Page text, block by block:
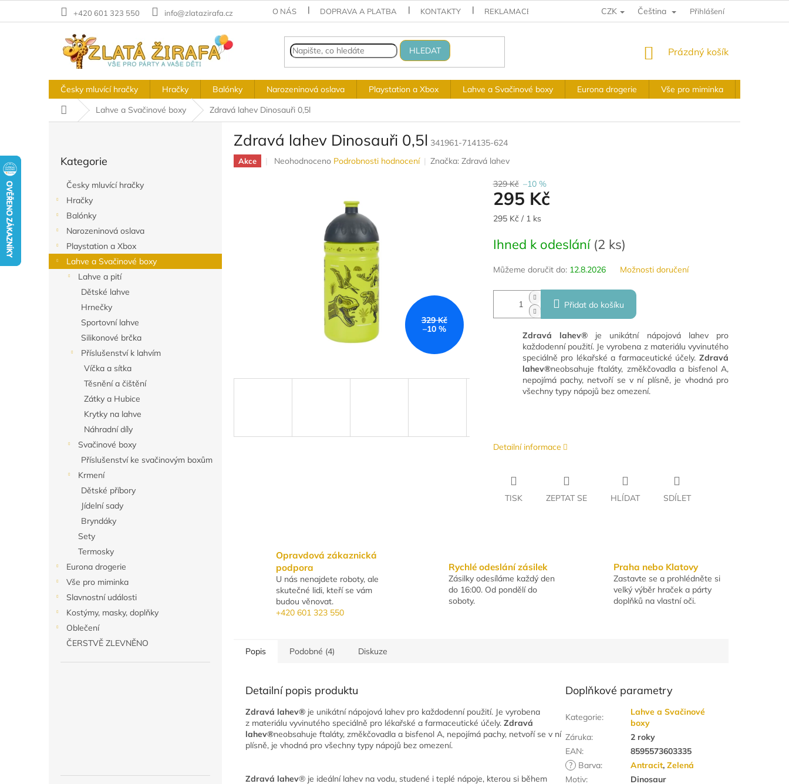
+420 601 323 550 info@zlatazirafa.cz O NÁS DOPRAVA A PLATBA KONTAKTY REKLAMACE A VRÁCENÍ VÝKUPNÍ PODMÍNKY OBCHODNÍ PODMÍNKY
CZK Čeština Přihlášení
HLEDAT
NÁKUPNÍ
Prázdný košík
Česky mluvící hračky Hračky Balónky Narozeninová oslava Playstation a Xbox Lahve a Svačinové boxy Eurona drogerie Vše pro miminka
Domů
Lahve a Svačinové boxy Zdravá lahev Dinosauři 0,5l
a
n
kategorie
Kategorie
Česky mluvící hračky
Hračky
Balónky
Narozeninová oslava
Playstation a Xbox
Lahve a Svačinové boxy
Lahve a pití
Dětské lahve
Hrnečky
Sportovní lahve
Silikonové brčka
Příslušenství k lahvím
Víčka a sítka
Těsnění a čištění
Zátky a Hubice
Krytky na lahve
Náhradní díly
Svačinové boxy
Příslušenství ke svačinovým boxům
Krmení
Dětské příbory
Jídelní sady
Bryndáky
Sety
Termosky
Eurona drogerie
Vše pro miminka
Slavnostní události
Kostýmy, masky, doplňky
Oblečení
ČERSTVĚ ZLEVNĚNO
Zdravá lahev Dinosauři 0,5l 341961-714135-624
Akce
Průměrné
Neohodnoceno Podrobnosti hodnocení Značka: Zdravá lahev
329 Kč
–10 %
329 Kč –10 %
295 Kč
Měrná
295 Kč / 1 ks
Ihned k odeslání (2 ks)
Můžeme doručit do: 12.8.2026 Možnosti doručení
Přidat do košíku
Zdravá lahev®je unikátní nápojová lahev pro
každodenní použití. Je vyrobena z materiálu vyvinutého
speciálně pro lékařské a farmaceutické účely. Zdravá
lahev®neobsahuje ftaláty, změkčovadla a bisfenol A,
nepojímá pachy, netvoří se v ní plísně, je vhodná pro
všechny typy nápojů bez omezení.
Detailní informace
TISK ZEPTAT SE HLÍDAT SDÍLET
Opravdová zákaznická
podpora
U nás nenajdete roboty, ale
skutečné lidi, kteří se vám
budou věnovat.
+420 601 323 550
Rychlé odeslání zásilek
Zásilky odesíláme každý den
do 16:00. Od pondělí do
soboty.
Praha nebo Klatovy
Zastavte se a prohlédněte si
velký výběr hraček a párty
doplňků na vlastní oči.
Popis Podobné (4) Diskuze
Detailní popis produktu
Zdravá lahev® je unikátní nápojová lahev pro každodenní použití. Je vyrobena
z materiálu vyvinutého speciálně pro lékařské a farmaceutické účely. Zdravá
lahev®neobsahuje ftaláty, změkčovadla a bisfenol A, nepojímá pachy, netvoří se v ní
plísně, je vhodná pro všechny typy nápojů bez omezení.
Zdravá lahev® je ideální lahev na vodu, studené i teplé nápoje, kterou si během
Doplňkové parametry
Kategorie:
Lahve a Svačinové
boxy
Záruka:
2 roky
EAN:
8595573603335
?
Barva: Antracit,Zelená
Motiv:
Dinosaur